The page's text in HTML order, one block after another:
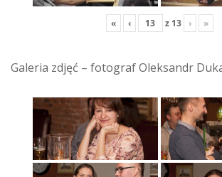
« ‹ z 13 › »
Galeria zdjęć – fotograf Oleksandr